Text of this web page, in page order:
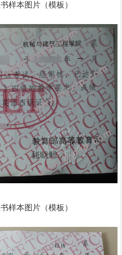
样本图片（模板）
样本图片（模板）